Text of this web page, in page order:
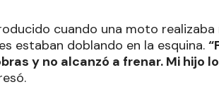
cuando una moto
estaban doblando en la esquina.
y no alcanzó a frenar. Mi hijo